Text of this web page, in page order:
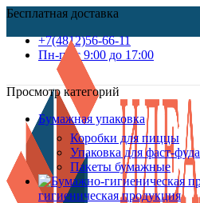
Бесплатная доставка
+7(4812)56-66-11
Пн-пт c 9:00 до 17:00
Просмотр категорий
Бумажная упаковка
Коробки для пиццы
Упаковка для фаст-фуда
Пакеты бумажные
гигиеническая продукция